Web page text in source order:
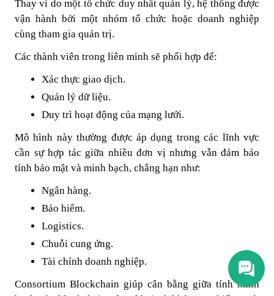
Thay vì do một tổ chức duy nhất quản lý, hệ thống được
vận hành bởi một nhóm tổ chức hoặc doanh nghiệp
cùng tham gia quản trị.
Các thành viên trong liên minh sẽ phối hợp để:
Xác thực giao dịch.
Quản lý dữ liệu.
Duy trì hoạt động của mạng lưới.
Mô hình này thường được áp dụng trong các lĩnh vực
cần sự hợp tác giữa nhiều đơn vị nhưng vẫn đảm bảo
tính bảo mật và minh bạch, chẳng hạn như:
Ngân hàng.
Bảo hiểm.
Logistics.
Chuỗi cung ứng.
Tài chính doanh nghiệp.
Consortium Blockchain giúp cân bằng giữa tính minh